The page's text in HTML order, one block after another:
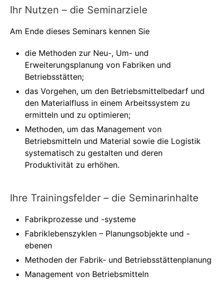
Ihr Nutzen – die Seminarziele
Am Ende dieses Seminars kennen Sie
die Methoden zur Neu-, Um- und
Erweiterungsplanung von Fabriken und
Betriebsstätten;
das Vorgehen, um den Betriebsmittelbedarf und
den Materialfluss in einem Arbeitssystem zu
ermitteln und zu optimieren;
Methoden, um das Management von
Betriebsmitteln und Material sowie die Logistik
systematisch zu gestalten und deren
Produktivität zu erhöhen.
Ihre Trainingsfelder – die Seminarinhalte
Fabrikprozesse und -systeme
Fabriklebenszyklen – Planungsobjekte und -
ebenen
Methoden der Fabrik- und Betriebsstättenplanung
Management von Betriebsmitteln